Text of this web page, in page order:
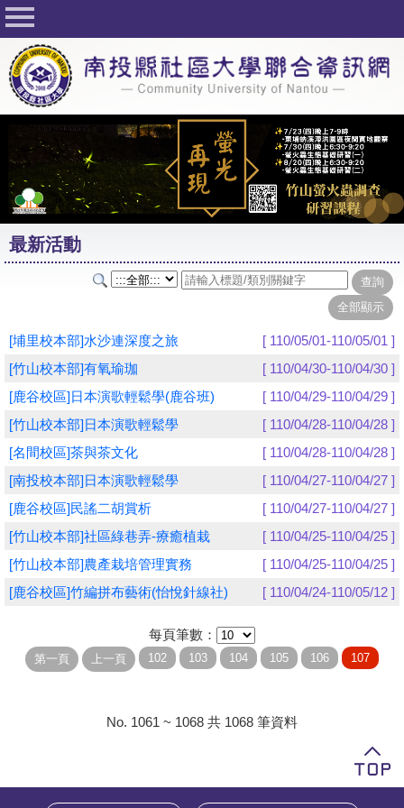
回首頁
關於社大
公佈欄
行事曆
最新活動
活動花絮
課程一覽表
志工與社團
友站連結
網路選課
學員專區
教師專區
評委專區
最新活動
[埔里校本部]水沙連深度之旅
[ 110/05/01-110/05/01 ]
[竹山校本部]有氧瑜珈
[ 110/04/30-110/04/30 ]
[鹿谷校區]日本演歌輕鬆學(鹿谷班)
[ 110/04/29-110/04/29 ]
[竹山校本部]日本演歌輕鬆學
[ 110/04/28-110/04/28 ]
[名間校區]茶與茶文化
[ 110/04/28-110/04/28 ]
[南投校本部]日本演歌輕鬆學
[ 110/04/27-110/04/27 ]
[鹿谷校區]民謠二胡賞析
[ 110/04/27-110/04/27 ]
[竹山校本部]社區綠巷弄-療癒植栽
[ 110/04/25-110/04/25 ]
[竹山校本部]農產栽培管理實務
[ 110/04/25-110/04/25 ]
[鹿谷校區]竹編拼布藝術(怡悅針線社)
[ 110/04/24-110/05/12 ]
每頁筆數：
No. 1061 ~ 1068 共 1068 筆資料